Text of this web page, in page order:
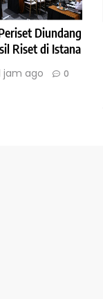
Diundang
Riset di Istana
jam ago 0